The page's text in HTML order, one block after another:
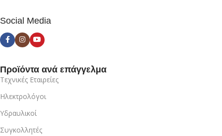
Social Media
Προϊόντα ανά επάγγελμα
Τεχνικές Εταιρείες
Ηλεκτρολόγοι
Υδραυλικοί
Συγκολλητές